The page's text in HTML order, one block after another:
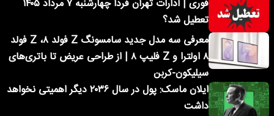
فوری | ادارات تهران فردا چهارشنبه ۷ مرداد ۱۴۰۵
تعطیل شد؟
معرفی سه مدل جدید سامسونگ Z فولد ۸، Z فولد
۸ اولترا و Z فلیپ ۸ | از طراحی عریض تا باتری‌های
سیلیکون-کربن
ایلان ماسک: پول در سال ۲۰۳۶ دیگر اهمیتی نخواهد
داشت